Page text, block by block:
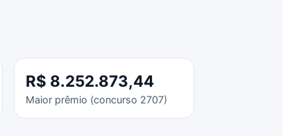
R$ 8.252.873,44
Maior prêmio (concurso 2707)